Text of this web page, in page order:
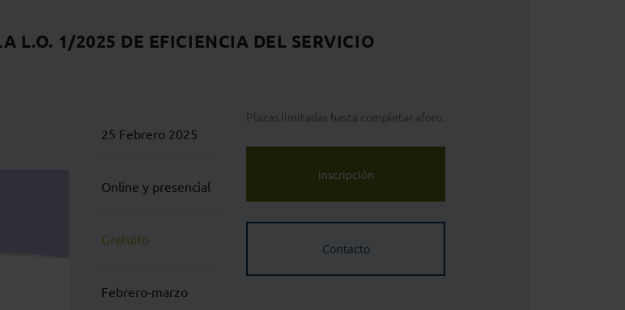
L.O. 1/2025 DE EFICIENCIA DEL SERVICIO
25 Febrero 2025
Online y presencial
Gratuito
Febrero-marzo
Plazas limitadas hasta completar aforo.
Inscripción
Contacto